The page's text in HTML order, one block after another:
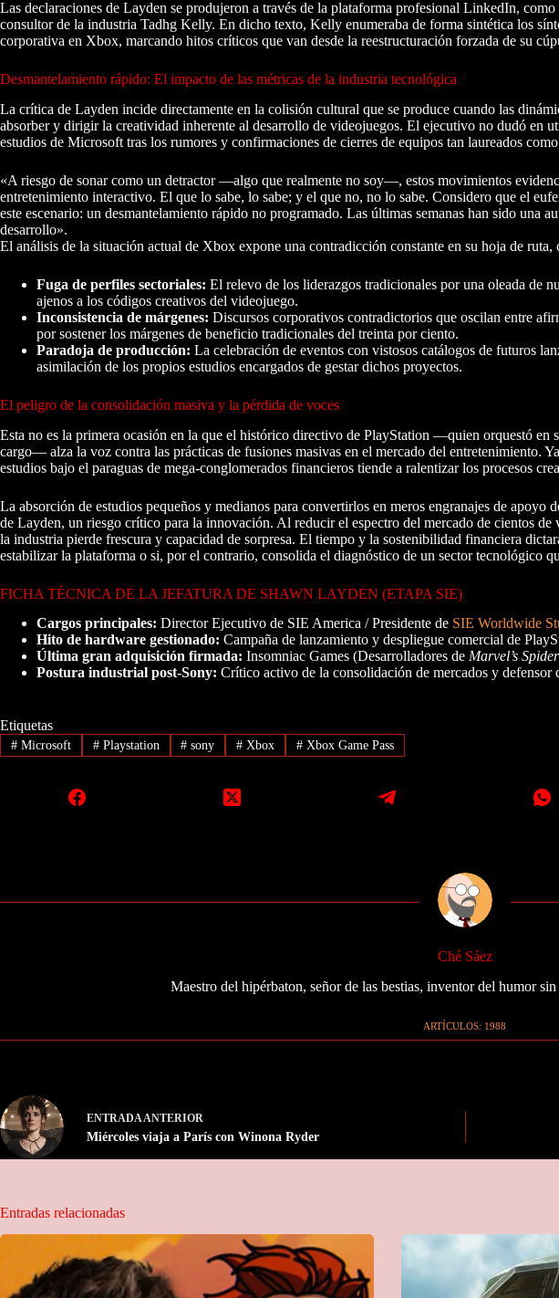
Las declaraciones de Layden se produjeron a través de la plataforma profesional LinkedIn,
consultor de la industria Tadhg Kelly. En dicho texto, Kelly enumeraba de forma sintética los
corporativa en Xbox, marcando hitos críticos que van desde la reestructuración forzada de su
Desmantelamiento rápido: El impacto de las métricas de la industria tecnológica
La crítica de Layden incide directamente en la colisión cultural que se produce cuando las
absorber y dirigir la creatividad inherente al desarrollo de videojuegos. El ejecutivo no dudó en
estudios de Microsoft tras los rumores y confirmaciones de cierres de equipos tan laureados
«A riesgo de sonar como un detractor —algo que realmente no soy—, estos movimientos
entretenimiento interactivo. El que lo sabe, lo sabe; y el que no, no lo sabe. Considero que el
este escenario: un desmantelamiento rápido no programado. Las últimas semanas han sido una
desarrollo».
El análisis de la situación actual de Xbox expone una contradicción constante en su hoja de ruta,
Fuga de perfiles sectoriales: El relevo de los liderazgos tradicionales por una oleada de
ajenos a los códigos creativos del videojuego.
Inconsistencia de márgenes: Discursos corporativos contradictorios que oscilan entre
por sostener los márgenes de beneficio tradicionales del treinta por ciento.
Paradoja de producción: La celebración de eventos con vistosos catálogos de futuros
asimilación de los propios estudios encargados de gestar dichos proyectos.
El peligro de la consolidación masiva y la pérdida de voces
Esta no es la primera ocasión en la que el histórico directivo de PlayStation —quien orquestó en
cargo— alza la voz contra las prácticas de fusiones masivas en el mercado del entretenimiento.
estudios bajo el paraguas de mega-conglomerados financieros tiende a ralentizar los procesos
La absorción de estudios pequeños y medianos para convertirlos en meros engranajes de apoyo
de Layden, un riesgo crítico para la innovación. Al reducir el espectro del mercado de cientos de
la industria pierde frescura y capacidad de sorpresa. El tiempo y la sostenibilidad financiera
estabilizar la plataforma o si, por el contrario, consolida el diagnóstico de un sector tecnológico
FICHA TÉCNICA DE LA JEFATURA DE SHAWN LAYDEN (ETAPA SIE)
Cargos principales: Director Ejecutivo de SIE America / Presidente de SIE Worldwide
Hito de hardware gestionado: Campaña de lanzamiento y despliegue comercial de
Última gran adquisición firmada: Insomniac Games (Desarrolladores de Marvel’s
Postura industrial post-Sony: Crítico activo de la consolidación de mercados y defensor
Etiquetas
#Microsoft #Playstation # sony # Xbox # Xbox Game Pass
Ché Sáez
Maestro del hipérbaton, señor de las bestias, inventor del humor
ARTÍCULOS: 1988
ENTRADAANTERIOR
Miércoles viaja a París con Winona Ryder
Entradas relacionadas